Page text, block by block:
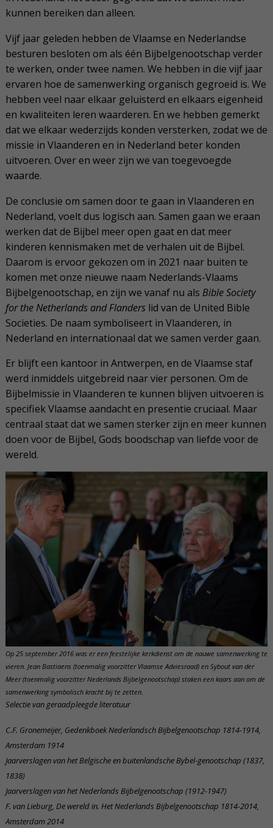
kunnen bereiken dan alleen.
Vijf jaar geleden hebben de Vlaamse en Nederlandse
besturen besloten om als één Bijbelgenootschap verder
te werken, onder twee namen. We hebben in die vijf jaar
ervaren hoe de samenwerking organisch gegroeid is. We
hebben veel naar elkaar geluisterd en elkaars eigenheid
en kwaliteiten leren waarderen. En we hebben gemerkt
dat we elkaar wederzijds konden versterken, zodat we de
missie in Vlaanderen en in Nederland beter konden
uitvoeren. Over en weer zijn we van toegevoegde
waarde.
De conclusie om samen door te gaan in Vlaanderen en
Nederland, voelt dus logisch aan. Samen gaan we eraan
werken dat de Bijbel meer open gaat en dat meer
kinderen kennismaken met de verhalen uit de Bijbel.
Daarom is ervoor gekozen om in 2021 naar buiten te
komen met onze nieuwe naam Nederlands-Vlaams
Bijbelgenootschap, en zijn we vanaf nu als Bible Society
for the Netherlands and Flanderslid van de United Bible
Societies. De naam symboliseert in Vlaanderen, in
Nederland en internationaal dat we samen verder gaan.
Er blijft een kantoor in Antwerpen, en de Vlaamse staf
werd inmiddels uitgebreid naar vier personen. Om de
Bijbelmissie in Vlaanderen te kunnen blijven uitvoeren is
specifiek Vlaamse aandacht en presentie cruciaal. Maar
centraal staat dat we samen sterker zijn en meer kunnen
doen voor de Bijbel, Gods boodschap van liefde voor de
wereld.
Op 25 september 2016 was er een feestelijke kerkdienst om de nauwe samenwerking te
vieren. Jean Bastiaens (toenmalig voorzitter Vlaamse Adviesraad) en Sybout van der
Meer (toenmalig voorzitter Nederlands Bijbelgenootschap) staken een kaars aan om de
samenwerking symbolisch kracht bij te zetten.
Selectie van geraadpleegde literatuur
C.F. Gronemeijer, Gedenkboek Nederlandsch Bijbelgenootschap 1814-1914,
Amsterdam 1914
Jaarverslagen van het Belgische en buitenlandsche Bybel-genootschap (1837,
1838)
Jaarverslagen van het Nederlands Bijbelgenootschap (1912-1947)
F. van Lieburg, De wereld in. Het Nederlands Bijbelgenootschap 1814-2014,
Amsterdam 2014